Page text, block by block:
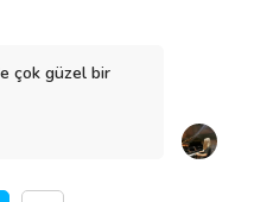
çok güzel bir